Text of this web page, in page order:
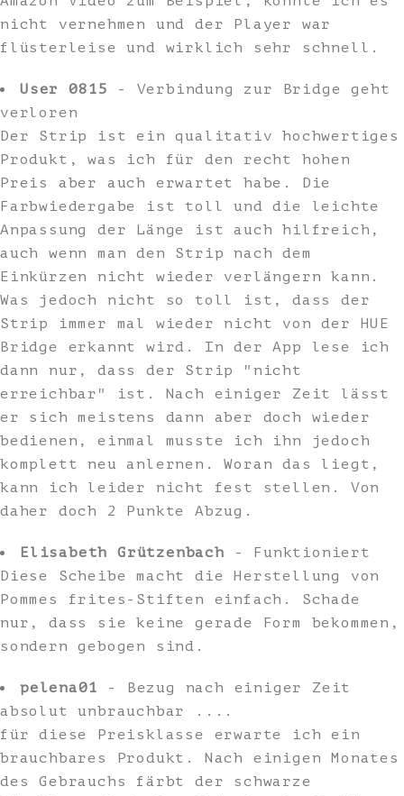
nicht vernehmen und der Player war
flüsterleise und wirklich sehr schnell.
User 0815 - Verbindung zur Bridge geht
verloren
Der Strip ist ein qualitativ hochwertiges
Produkt, was ich für den recht hohen
Preis aber auch erwartet habe. Die
Farbwiedergabe ist toll und die leichte
Anpassung der Länge ist auch hilfreich,
auch wenn man den Strip nach dem
Einkürzen nicht wieder verlängern kann.
Was jedoch nicht so toll ist, dass der
Strip immer mal wieder nicht von der HUE
Bridge erkannt wird. In der App lese ich
dann nur, dass der Strip "nicht
erreichbar" ist. Nach einiger Zeit lässt
er sich meistens dann aber doch wieder
bedienen, einmal musste ich ihn jedoch
komplett neu anlernen. Woran das liegt,
kann ich leider nicht fest stellen. Von
daher doch 2 Punkte Abzug.
Elisabeth Grützenbach - Funktioniert
Diese Scheibe macht die Herstellung von
Pommes frites-Stiften einfach. Schade
nur, dass sie keine gerade Form bekommen,
sondern gebogen sind.
pelena01 - Bezug nach einiger Zeit
absolut unbrauchbar ....
für diese Preisklasse erwarte ich ein
brauchbares Produkt. Nach einigen Monates
des Gebrauchs färbt der schwarze